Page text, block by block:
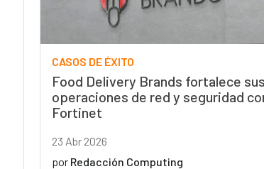
CASOS DE ÉXITO
Food Delivery Brands fortalece sus
operaciones de red y seguridad
Fortinet
23 Abr 2026
por Redacción Computing